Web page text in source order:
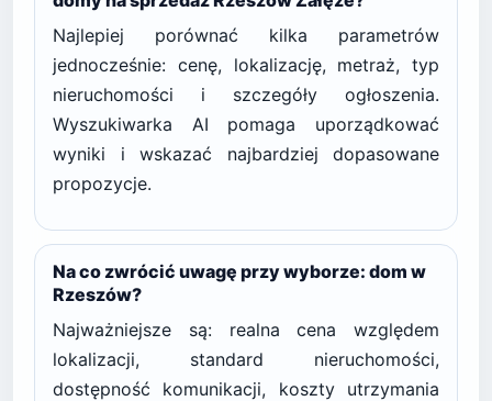
Najlepiej porównać kilka parametrów
jednocześnie: cenę, lokalizację, metraż, typ
nieruchomości i szczegóły ogłoszenia.
Wyszukiwarka AI pomaga uporządkować
wyniki i wskazać najbardziej dopasowane
propozycje.
Na co zwrócić uwagę przy wyborze: dom w
Rzeszów?
Najważniejsze są: realna cena względem
lokalizacji, standard nieruchomości,
dostępność komunikacji, koszty utrzymania